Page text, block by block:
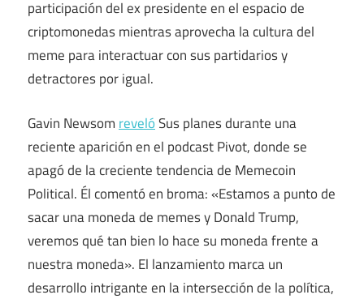
participación del ex presidente en el espacio de
criptomonedas mientras aprovecha la cultura del
meme para interactuar con sus partidarios y
detractores por igual.
Gavin Newsom revelóSus planes durante una
reciente aparición en el podcast Pivot, donde se
apagó de la creciente tendencia de Memecoin
Political. Él comentó en broma: «Estamos a punto de
sacar una moneda de memes y Donald Trump,
veremos qué tan bien lo hace su moneda frente a
nuestra moneda». El lanzamiento marca un
desarrollo intrigante en la intersección de la política,